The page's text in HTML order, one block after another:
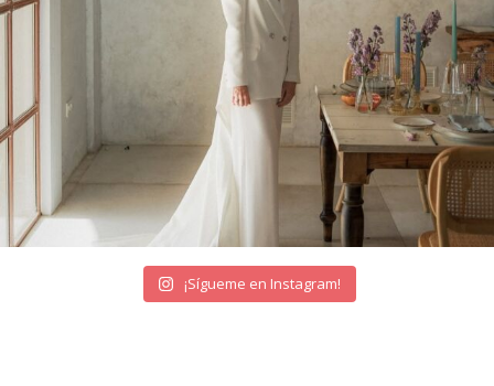
¡Sígueme en Instagram!